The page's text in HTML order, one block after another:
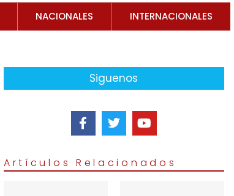
NACIONALES INTERNACIONALES
Siguenos
Artículos Relacionados